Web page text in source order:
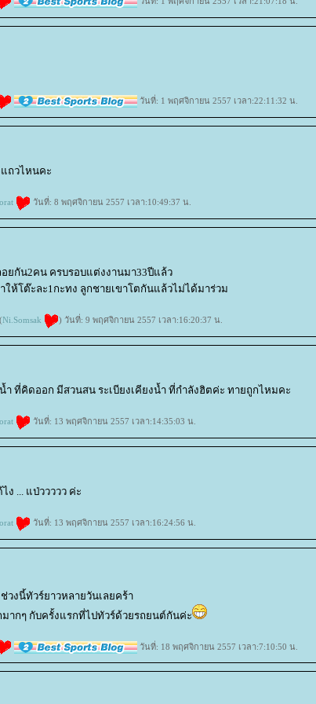
วันที่: 1 พฤศจิกายน 2557 เวลา:22:11:32 น.
ถวไหนคะ
วันที่: 8 พฤศจิกายน 2557 เวลา:10:49:37 น.
อยกัน2คน ครบรอบแต่งงานมา33ปีแล้ว
ให้โต๊ะละ1กะทง ลูกชายเขาโตกันแล้วไม่ได้มาร่วม
Ni.Somsak ) วันที่: 9 พฤศจิกายน 2557 เวลา:16:20:37 น.
ำ ที่คิดออก มีสวนสน ระเบียงเคียงน้ำ ที่กำลังฮิตค่ะ ทายถูกไหมคะ
วันที่: 13 พฤศจิกายน 2557 เวลา:14:35:03 น.
ง ... แป่ววววว ค่ะ
วันที่: 13 พฤศจิกายน 2557 เวลา:16:24:56 น.
วงนี้ทัวร์ยาวหลายวันเลยคร้า
ากๆ กับครั้งแรกที่ไปทัวร์ด้วยรถยนต์กันค่ะ
วันที่: 18 พฤศจิกายน 2557 เวลา:7:10:50 น.